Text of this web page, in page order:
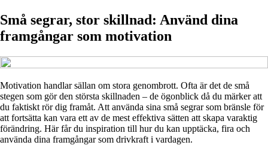
Små segrar, stor skillnad: Använd dina
framgångar som motivation
Motivation handlar sällan om stora genombrott. Ofta är det de små
stegen som gör den största skillnaden – de ögonblick då du märker att
du faktiskt rör dig framåt. Att använda sina små segrar som bränsle för
att fortsätta kan vara ett av de mest effektiva sätten att skapa varaktig
förändring. Här får du inspiration till hur du kan upptäcka, fira och
använda dina framgångar som drivkraft i vardagen.